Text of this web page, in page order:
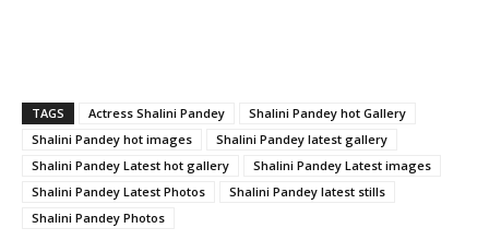
TAGS Actress Shalini Pandey
Shalini Pandey hot Gallery
Shalini Pandey hot images
Shalini Pandey latest gallery
Shalini Pandey Latest hot gallery
Shalini Pandey Latest images
Shalini Pandey Latest Photos
Shalini Pandey latest stills
Shalini Pandey Photos